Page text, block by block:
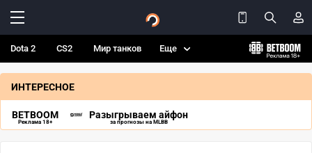
Dota 2 CS2 Мир танков Еще
ИНТЕРЕСНОЕ
BETBOOM
Реклама 18+
Разыгрываем айфон
за прогнозы на MLBB